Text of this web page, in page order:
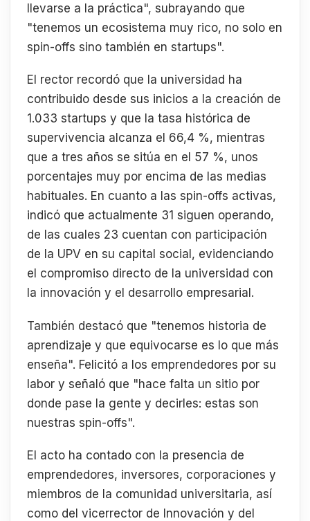
llevarse a la práctica", subrayando que
"tenemos un ecosistema muy rico, no solo en
spin-offs sino también en startups".
El rector recordó que la universidad ha
contribuido desde sus inicios a la creación de
1.033 startups y que la tasa histórica de
supervivencia alcanza el 66,4 %, mientras
que a tres años se sitúa en el 57 %, unos
porcentajes muy por encima de las medias
habituales. En cuanto a las spin-offs activas,
indicó que actualmente 31 siguen operando,
de las cuales 23 cuentan con participación
de la UPV en su capital social, evidenciando
el compromiso directo de la universidad con
la innovación y el desarrollo empresarial.
También destacó que "tenemos historia de
aprendizaje y que equivocarse es lo que más
enseña". Felicitó a los emprendedores por su
labor y señaló que "hace falta un sitio por
donde pase la gente y decirles: estas son
nuestras spin-offs".
El acto ha contado con la presencia de
emprendedores, inversores, corporaciones y
miembros de la comunidad universitaria, así
como del vicerrector de Innovación y del